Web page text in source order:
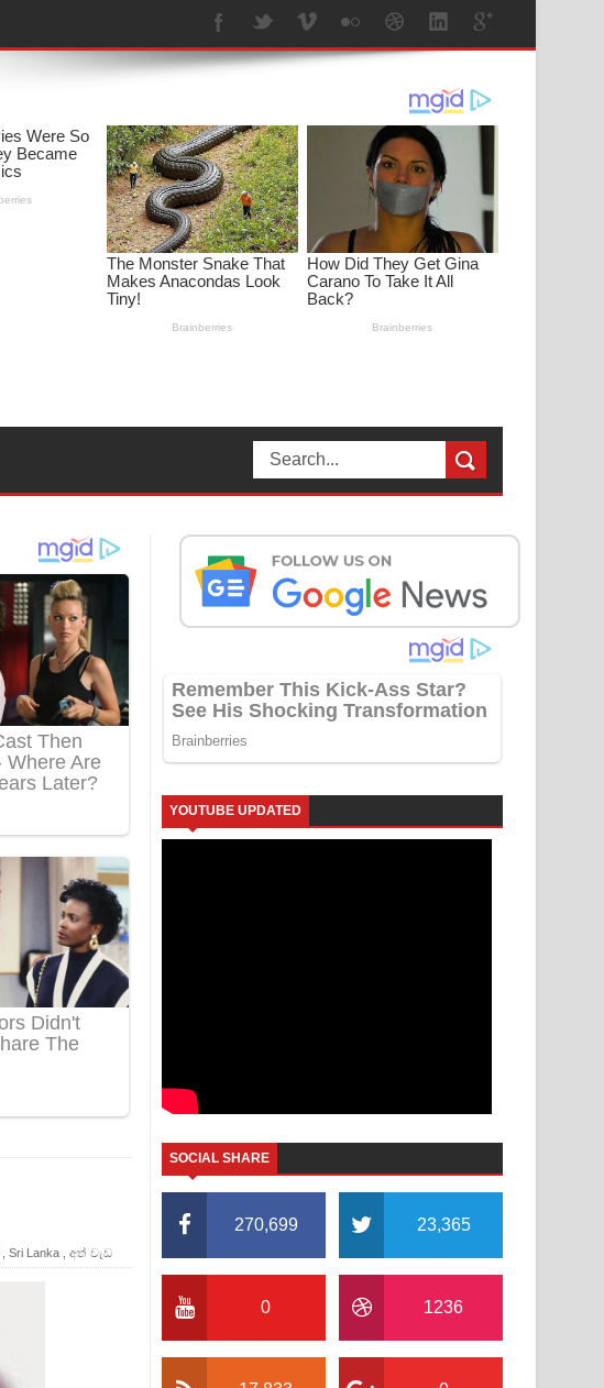
Sri Lanka අත් වැඩ
YOUTUBE UPDATED
SOCIAL SHARE
270,699 23,365
0 1236